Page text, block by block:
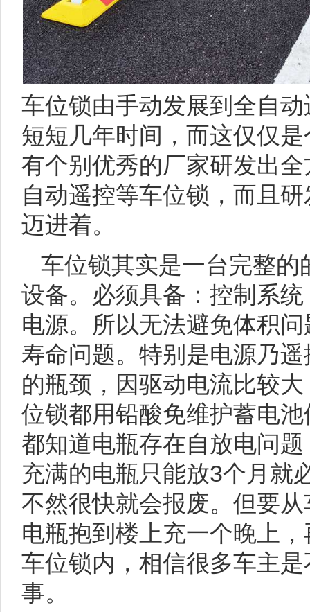
车位锁由手动发展到全自
短短几年时间，而这仅仅
有个别优秀的厂家研发出
自动遥控等车位锁，而且
迈进着。
车位锁其实是一台完整的
设备。必须具备：控制系
电源。所以无法避免体积
寿命问题。特别是电源乃
的瓶颈，因驱动电流比较
位锁都用铅酸免维护蓄电
都知道电瓶存在自放电问
充满的电瓶只能放3个月就
不然很快就会报废。但要
电瓶抱到楼上充一个晚上
车位锁内，相信很多车主
事。